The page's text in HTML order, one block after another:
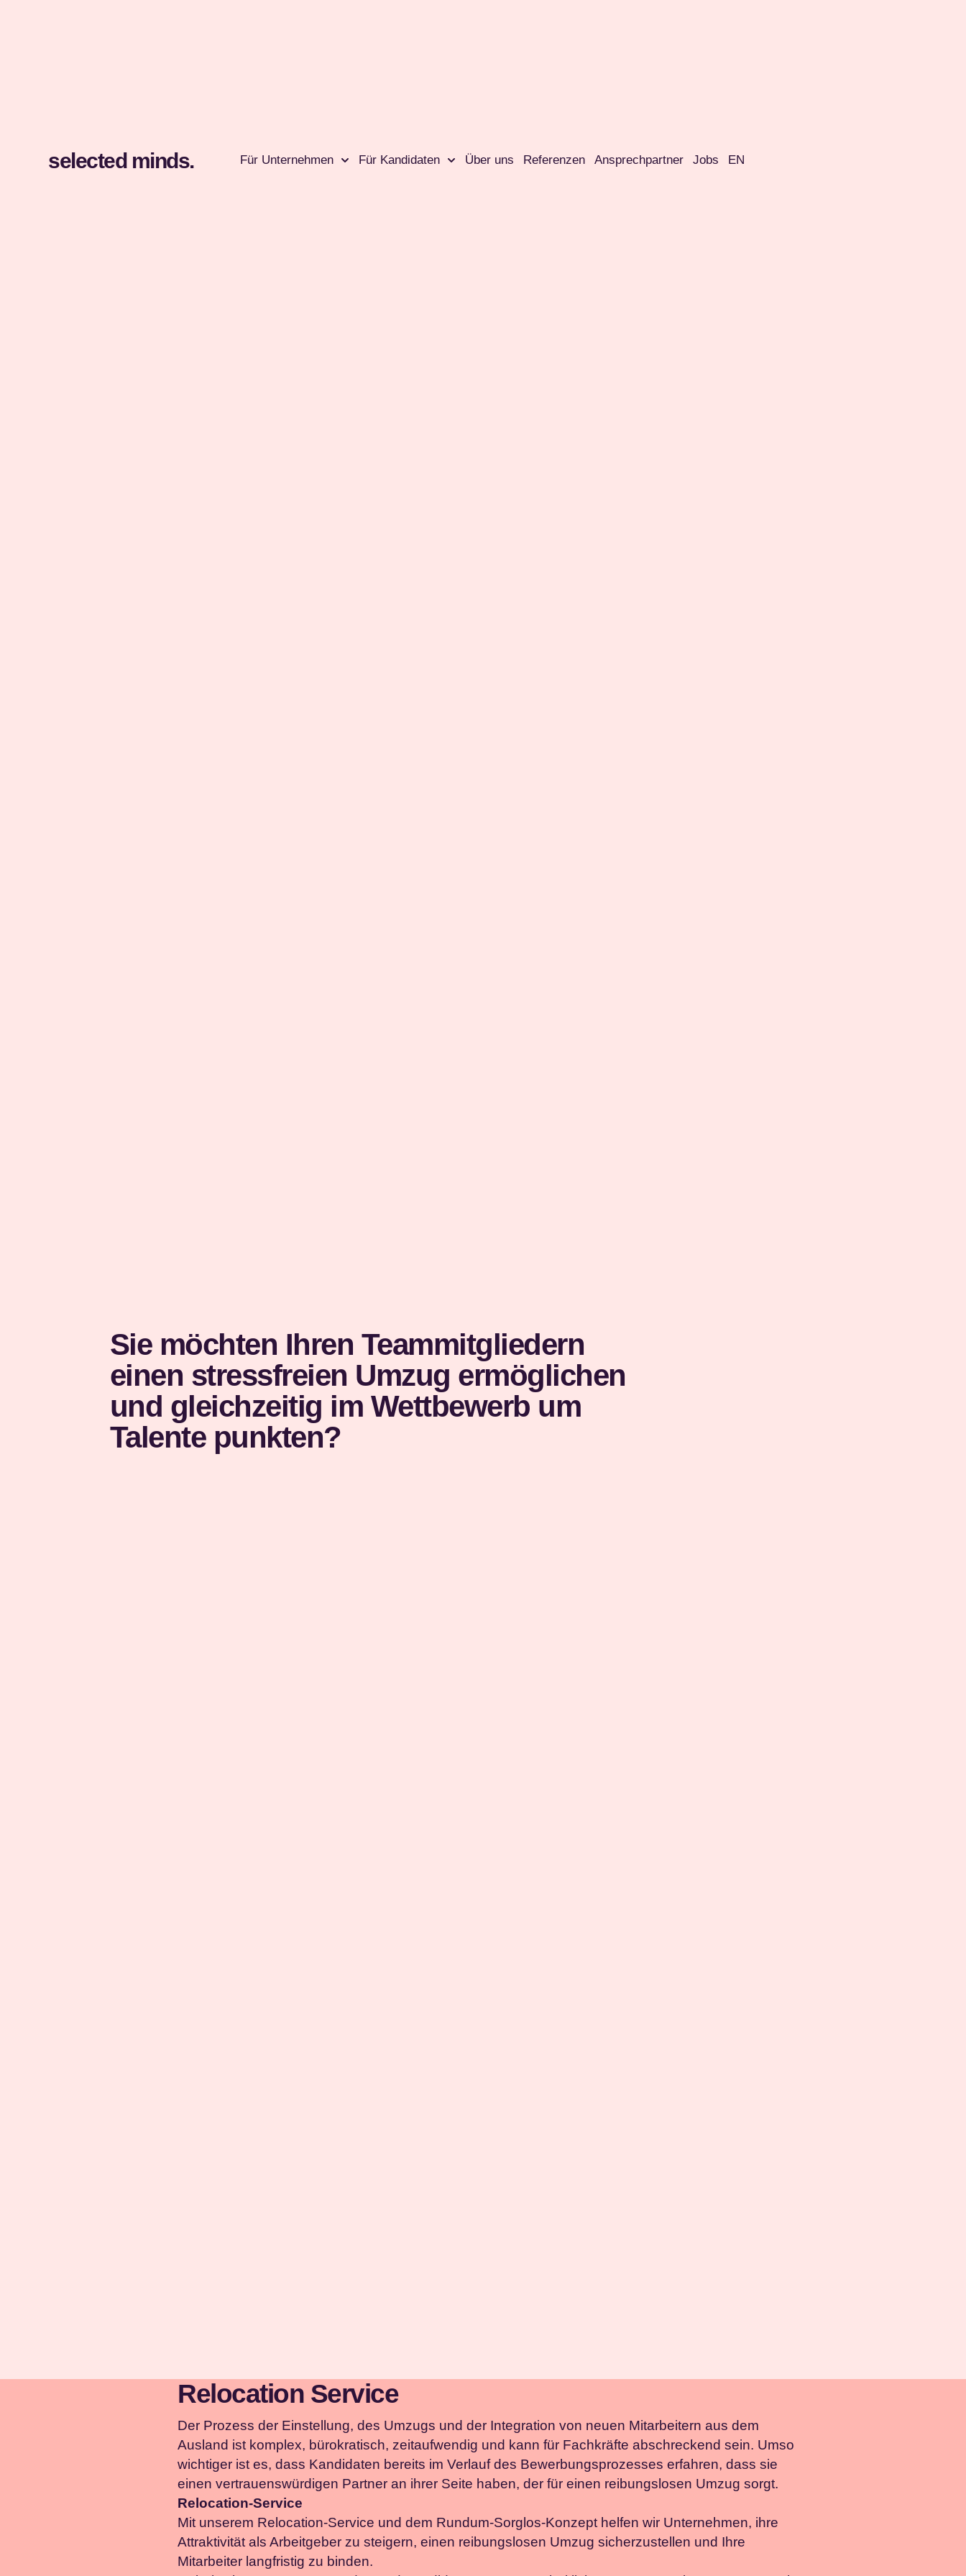
selected minds. Für Unternehmen Für Kandidaten Über uns Referenzen Ansprechpartner Jobs EN
Sie möchten Ihren Teammitgliedern
einen stressfreien Umzug ermöglichen
und gleichzeitig im Wettbewerb um
Talente punkten?
Relocation Service
Der Prozess der Einstellung, des Umzugs und der Integration von neuen Mitarbeitern aus dem
Ausland ist komplex, bürokratisch, zeitaufwendig und kann für Fachkräfte abschreckend sein. Umso
wichtiger ist es, dass Kandidaten bereits im Verlauf des Bewerbungsprozesses erfahren, dass sie
einen vertrauenswürdigen Partner an ihrer Seite haben, der für einen reibungslosen Umzug sorgt.
Relocation-Service
Mit unserem Relocation-Service und dem Rundum-Sorglos-Konzept helfen wir Unternehmen, ihre
Attraktivität als Arbeitgeber zu steigern, einen reibungslosen Umzug sicherzustellen und Ihre
Mitarbeiter langfristig zu binden.